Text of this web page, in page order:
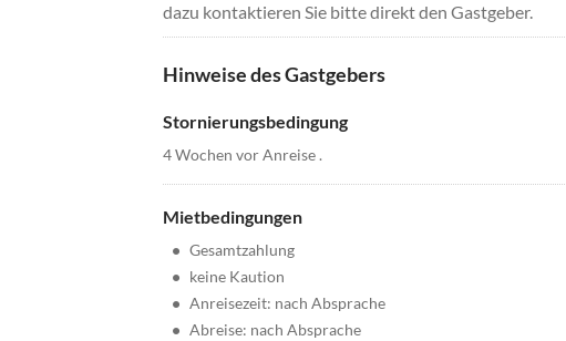
dazu kontaktieren Sie bitte direkt den Gastgeber.
Hinweise des Gastgebers
Stornierungsbedingung
4 Wochen vor Anreise .
Mietbedingungen
• Gesamtzahlung
• keine Kaution
• Anreisezeit: nach Absprache
• Abreise: nach Absprache